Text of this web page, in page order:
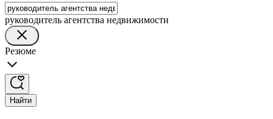
руководитель агентства недвижимости
Резюме
Найти